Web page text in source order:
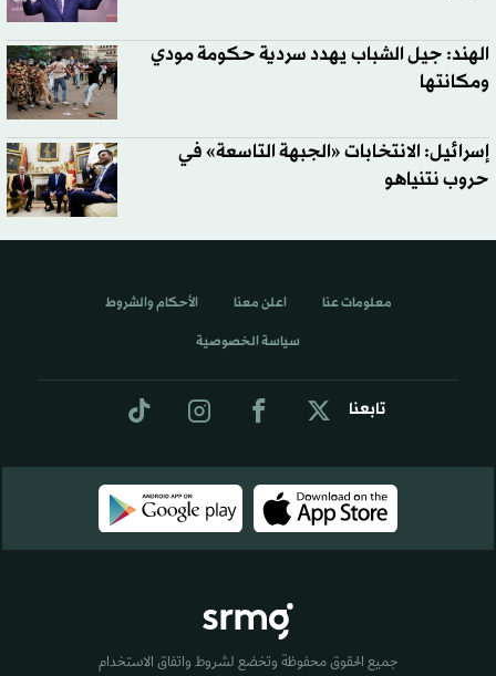
الهند: جيل الشباب يهدد سردية حكومة مودي
ومكانتها
إسرائيل: الانتخابات «الجبهة التاسعة» في
حروب نتنياهو
تابعنا
معلومات عنا اعلن معنا الأحكام والشروط
سياسة الخصوصية
جميع الحقوق محفوظة وتخضع لشروط واتفاق الاستخدام